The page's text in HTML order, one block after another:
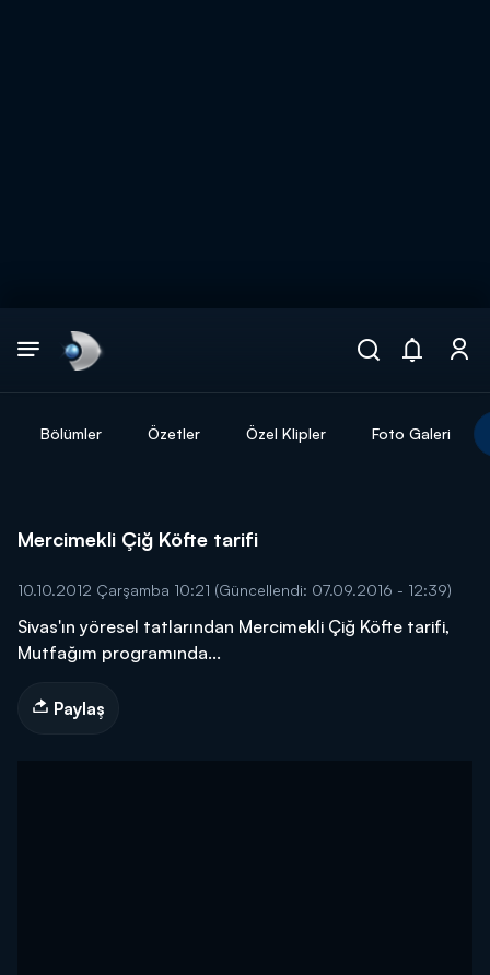
Bölümler Özetler Özel Klipler Foto Galeri
Mercimekli Çiğ Köfte tarifi
10.10.2012 Çarşamba 10:21 (Güncellendi: 07.09.2016 - 12:39)
Sivas'ın yöresel tatlarından Mercimekli Çiğ Köfte tarifi,
Mutfağım programında...
Paylaş